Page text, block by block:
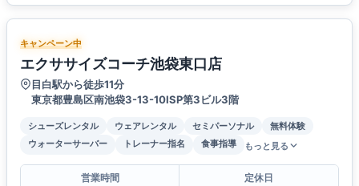
キャンペーン中
エクササイズコーチ池袋東口店
目白駅から徒歩11分
東京都豊島区南池袋3-13-10ISP第3ビル3階
シューズレンタル ウェアレンタル セミパーソナル
無料体験
ウォーターサーバー
トレーナー指名 食事指導 もっと見る
営業時間
定休日